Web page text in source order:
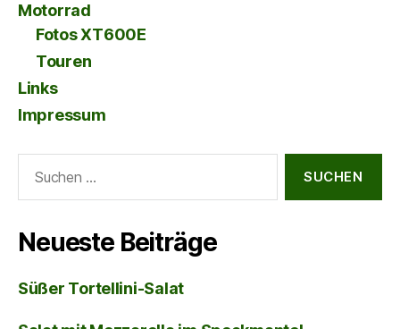
Motorrad
Fotos XT600E
Touren
Links
Impressum
nach:
Neueste Beiträge
Süßer Tortellini-Salat